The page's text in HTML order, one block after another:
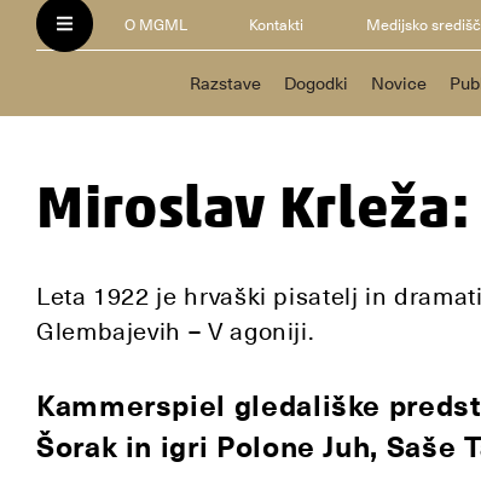
O MGML Kontakti Medijsko
Razstave Dogodki Novice
Miroslav
Leta 1922 je hrvaški pisatelj in
Glembajevih – V agoniji.
Kammerspiel gledališke
Šorak in igri Polone Juh, Saše